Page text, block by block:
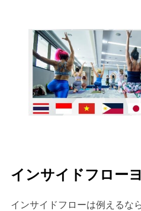
インサイドフロー
インサイドフローは例えるなら